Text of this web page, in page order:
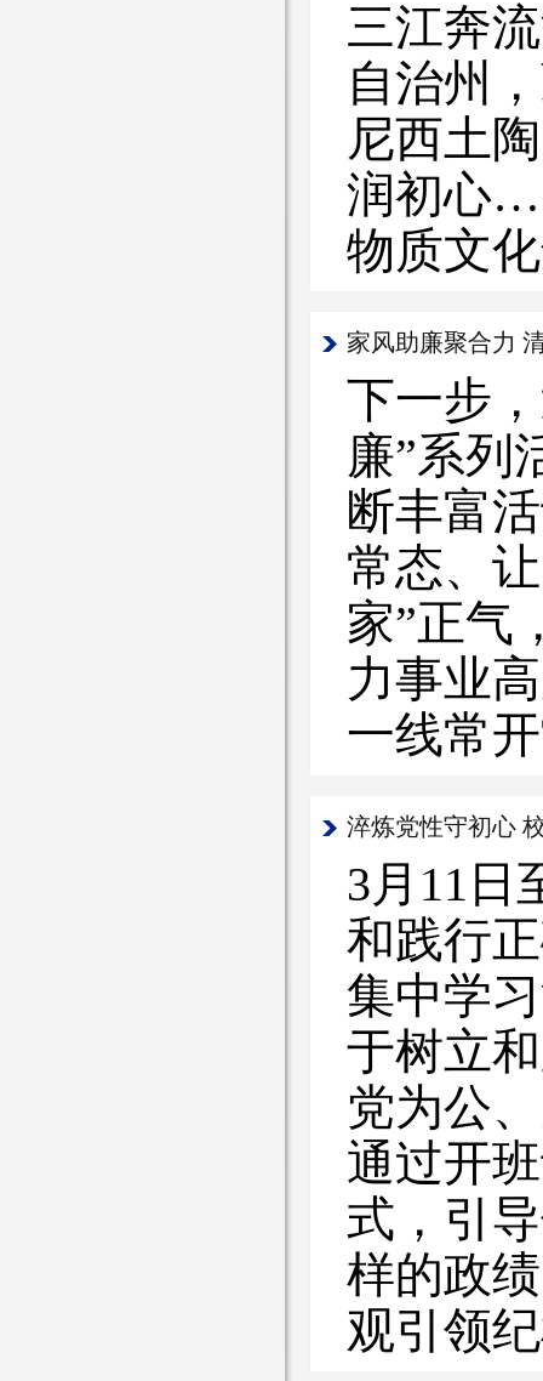
三江奔
自治州
尼西土
润初心
物质文
家风助廉聚合力
下一步
廉”系列
断丰富
常态、
家”正气
力事业
一线常
3月11日
和践行
集中学
于树立
党为公
通过开
式，引
样的政
观引领